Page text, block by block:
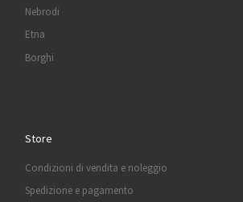
Nebrodi
Etna
Borghi
Store
Condizioni di vendita e noleggio
Spedizione e pagamento